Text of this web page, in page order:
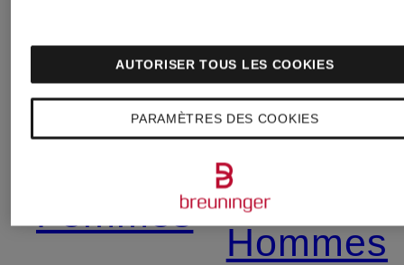
Dessous
Femmes
en solde
Sneakers
pour
Hommes
PARAMÈTRES DES COOKIES
AUTORISER TOUS LES COOKIES